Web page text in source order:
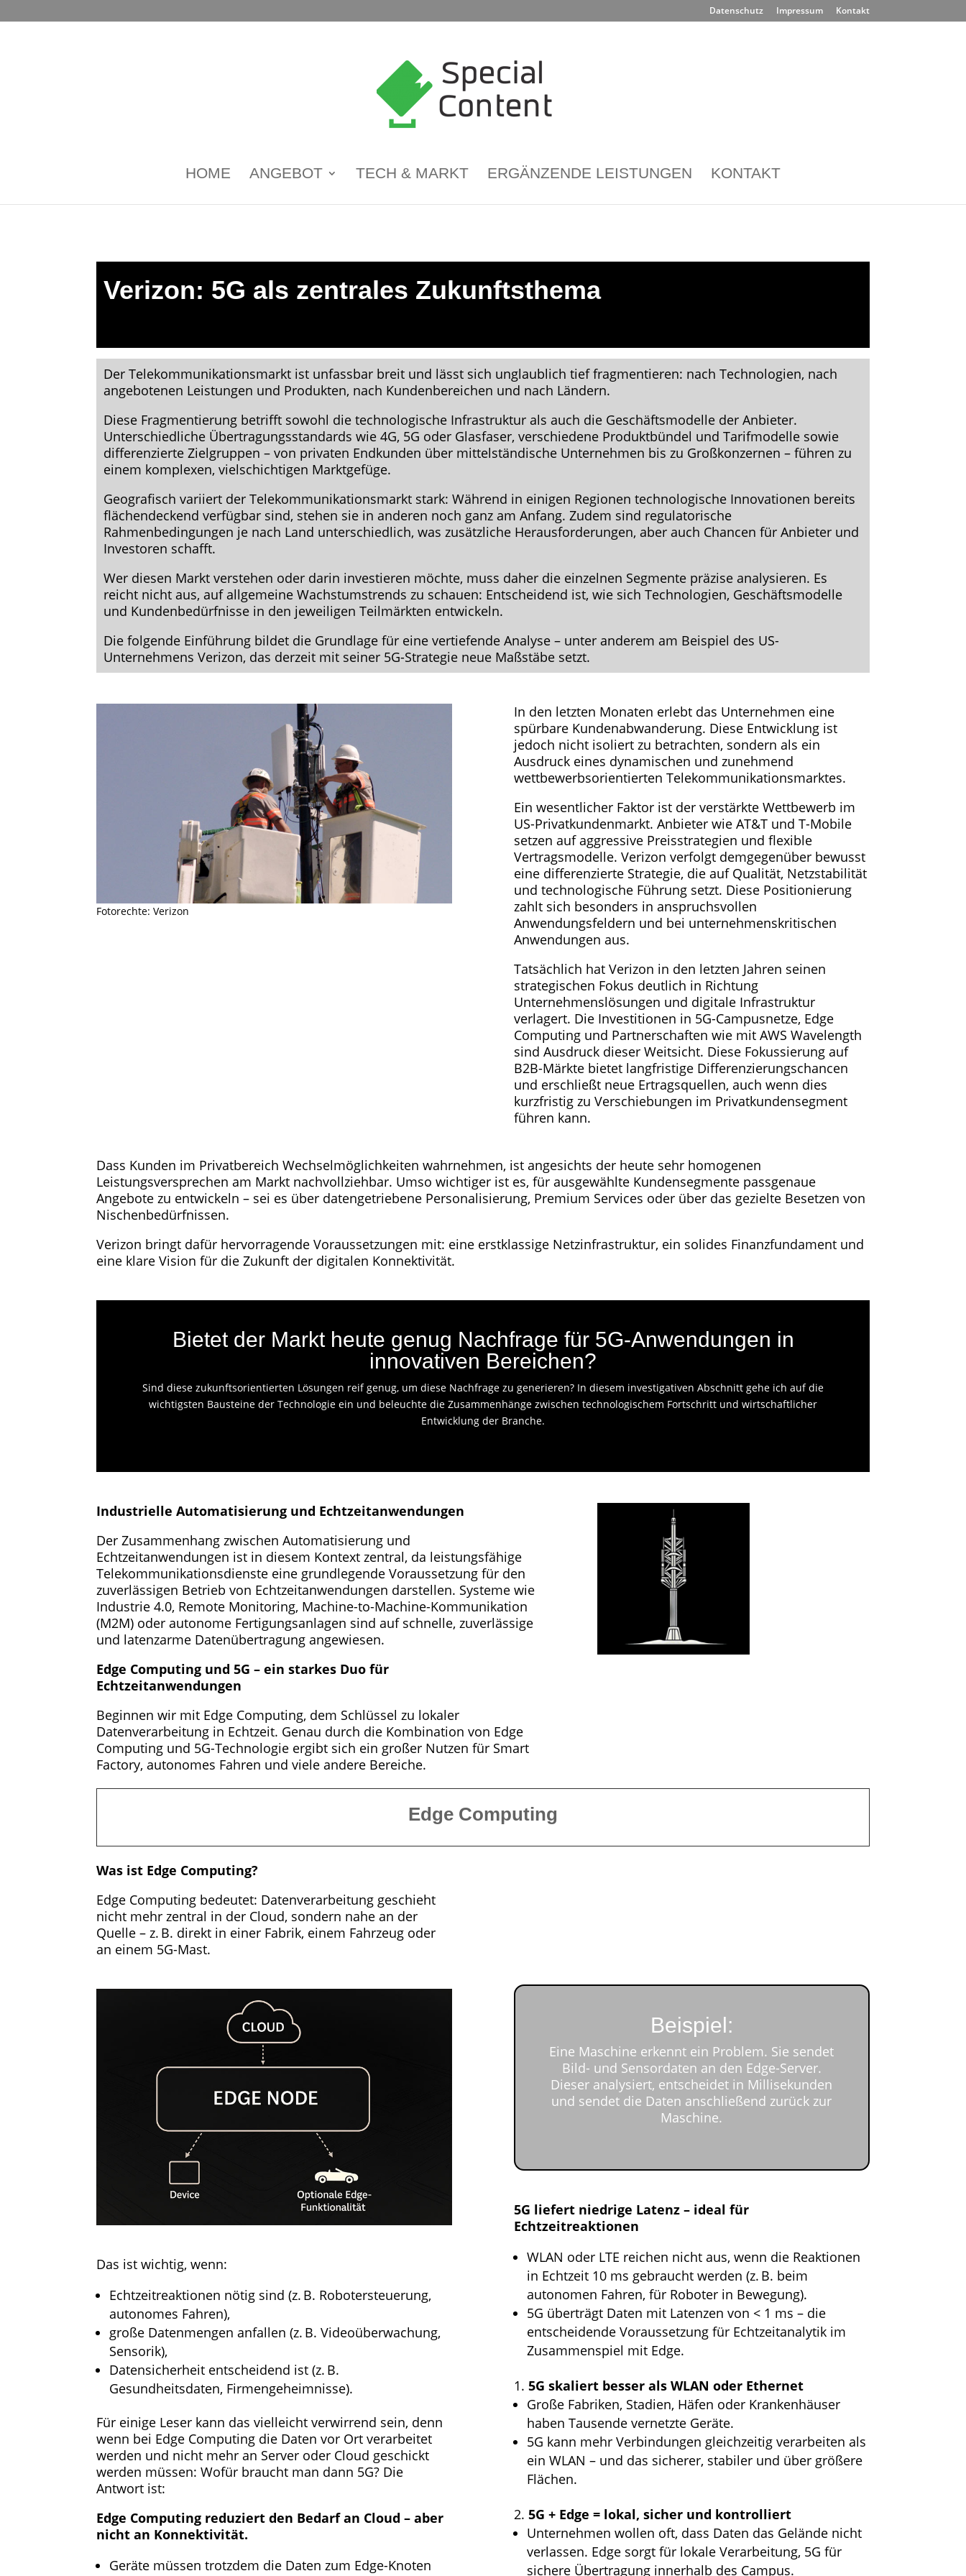
Datenschutz Impressum Kontakt
HOME ANGEBOT TECH & MARKT ERGÄNZENDE LEISTUNGEN KONTAKT
Verizon: 5G als zentrales Zukunftsthema
Der Telekommunikationsmarkt ist unfassbar breit und lässt sich unglaublich tief fragmentieren: nach Technologien, nach
angebotenen Leistungen und Produkten, nach Kundenbereichen und nach Ländern.
Diese Fragmentierung betrifft sowohl die technologische Infrastruktur als auch die Geschäftsmodelle der Anbieter.
Unterschiedliche Übertragungsstandards wie 4G, 5G oder Glasfaser, verschiedene Produktbündel und Tarifmodelle sowie
differenzierte Zielgruppen – von privaten Endkunden über mittelständische Unternehmen bis zu Großkonzernen – führen zu
einem komplexen, vielschichtigen Marktgefüge.
Geografisch variiert der Telekommunikationsmarkt stark: Während in einigen Regionen technologische Innovationen bereits
flächendeckend verfügbar sind, stehen sie in anderen noch ganz am Anfang. Zudem sind regulatorische
Rahmenbedingungen je nach Land unterschiedlich, was zusätzliche Herausforderungen, aber auch Chancen für Anbieter und
Investoren schafft.
Wer diesen Markt verstehen oder darin investieren möchte, muss daher die einzelnen Segmente präzise analysieren. Es
reicht nicht aus, auf allgemeine Wachstumstrends zu schauen: Entscheidend ist, wie sich Technologien, Geschäftsmodelle
und Kundenbedürfnisse in den jeweiligen Teilmärkten entwickeln.
Die folgende Einführung bildet die Grundlage für eine vertiefende Analyse – unter anderem am Beispiel des US-
Unternehmens Verizon, das derzeit mit seiner 5G-Strategie neue Maßstäbe setzt.
Fotorechte: Verizon
In den letzten Monaten erlebt das Unternehmen eine
spürbare Kundenabwanderung. Diese Entwicklung ist
jedoch nicht isoliert zu betrachten, sondern als ein
Ausdruck eines dynamischen und zunehmend
wettbewerbsorientierten Telekommunikationsmarktes.
Ein wesentlicher Faktor ist der verstärkte Wettbewerb im
US-Privatkundenmarkt. Anbieter wie AT&T und T-Mobile
setzen auf aggressive Preisstrategien und flexible
Vertragsmodelle. Verizon verfolgt demgegenüber bewusst
eine differenzierte Strategie, die auf Qualität, Netzstabilität
und technologische Führung setzt. Diese Positionierung
zahlt sich besonders in anspruchsvollen
Anwendungsfeldern und bei unternehmenskritischen
Anwendungen aus.
Tatsächlich hat Verizon in den letzten Jahren seinen
strategischen Fokus deutlich in Richtung
Unternehmenslösungen und digitale Infrastruktur
verlagert. Die Investitionen in 5G-Campusnetze, Edge
Computing und Partnerschaften wie mit AWS Wavelength
sind Ausdruck dieser Weitsicht. Diese Fokussierung auf
B2B-Märkte bietet langfristige Differenzierungschancen
und erschließt neue Ertragsquellen, auch wenn dies
kurzfristig zu Verschiebungen im Privatkundensegment
führen kann.
Dass Kunden im Privatbereich Wechselmöglichkeiten wahrnehmen, ist angesichts der heute sehr homogenen
Leistungsversprechen am Markt nachvollziehbar. Umso wichtiger ist es, für ausgewählte Kundensegmente passgenaue
Angebote zu entwickeln – sei es über datengetriebene Personalisierung, Premium Services oder über das gezielte Besetzen von
Nischenbedürfnissen.
Verizon bringt dafür hervorragende Voraussetzungen mit: eine erstklassige Netzinfrastruktur, ein solides Finanzfundament und
eine klare Vision für die Zukunft der digitalen Konnektivität.
Bietet der Markt heute genug Nachfrage für 5G-Anwendungen in
innovativen Bereichen?
Sind diese zukunftsorientierten Lösungen reif genug, um diese Nachfrage zu generieren? In diesem investigativen Abschnitt gehe ich auf die
wichtigsten Bausteine der Technologie ein und beleuchte die Zusammenhänge zwischen technologischem Fortschritt und wirtschaftlicher
Entwicklung der Branche.
Industrielle Automatisierung und Echtzeitanwendungen
Der Zusammenhang zwischen Automatisierung und
Echtzeitanwendungen ist in diesem Kontext zentral, da leistungsfähige
Telekommunikationsdienste eine grundlegende Voraussetzung für den
zuverlässigen Betrieb von Echtzeitanwendungen darstellen. Systeme wie
Industrie 4.0, Remote Monitoring, Machine-to-Machine-Kommunikation
(M2M) oder autonome Fertigungsanlagen sind auf schnelle, zuverlässige
und latenzarme Datenübertragung angewiesen.
Edge Computing und 5G – ein starkes Duo für
Echtzeitanwendungen
Beginnen wir mit Edge Computing, dem Schlüssel zu lokaler
Datenverarbeitung in Echtzeit. Genau durch die Kombination von Edge
Computing und 5G-Technologie ergibt sich ein großer Nutzen für Smart
Factory, autonomes Fahren und viele andere Bereiche.
Edge Computing
Was ist Edge Computing?
Edge Computing bedeutet: Datenverarbeitung geschieht
nicht mehr zentral in der Cloud, sondern nahe an der
Quelle – z. B. direkt in einer Fabrik, einem Fahrzeug oder
an einem 5G-Mast.
Das ist wichtig, wenn:
Echtzeitreaktionen nötig sind (z. B. Robotersteuerung,
autonomes Fahren),
große Datenmengen anfallen (z. B. Videoüberwachung,
Sensorik),
Datensicherheit entscheidend ist (z. B.
Gesundheitsdaten, Firmengeheimnisse).
Für einige Leser kann das vielleicht verwirrend sein, denn
wenn bei Edge Computing die Daten vor Ort verarbeitet
werden und nicht mehr an Server oder Cloud geschickt
werden müssen: Wofür braucht man dann 5G? Die
Antwort ist:
Edge Computing reduziert den Bedarf an Cloud – aber
nicht an Konnektivität.
Geräte müssen trotzdem die Daten zum Edge-Knoten
Beispiel:
Eine Maschine erkennt ein Problem. Sie sendet
Bild- und Sensordaten an den Edge-Server.
Dieser analysiert, entscheidet in Millisekunden
und sendet die Daten anschließend zurück zur
Maschine.
5G liefert niedrige Latenz – ideal für
Echtzeitreaktionen
WLAN oder LTE reichen nicht aus, wenn die Reaktionen
in Echtzeit 10 ms gebraucht werden (z. B. beim
autonomen Fahren, für Roboter in Bewegung).
5G überträgt Daten mit Latenzen von < 1 ms – die
entscheidende Voraussetzung für Echtzeitanalytik im
Zusammenspiel mit Edge.
5G skaliert besser als WLAN oder Ethernet
Große Fabriken, Stadien, Häfen oder Krankenhäuser
haben Tausende vernetzte Geräte.
5G kann mehr Verbindungen gleichzeitig verarbeiten als
ein WLAN – und das sicherer, stabiler und über größere
Flächen.
5G + Edge = lokal, sicher und kontrolliert
Unternehmen wollen oft, dass Daten das Gelände nicht
verlassen. Edge sorgt für lokale Verarbeitung, 5G für
sichere Übertragung innerhalb des Campus.